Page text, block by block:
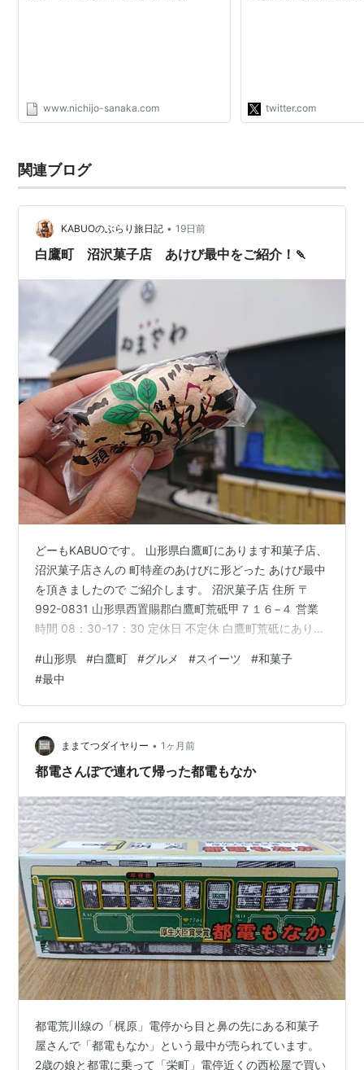
www.nichijo-sanaka.com twitter.com
関連ブログ
KABUOのぶらり旅日記 • 19日前
白鷹町 沼沢菓子店 あけび最中をご紹介！🍡
どーもKABUOです。 山形県白鷹町にあります和菓子店、
沼沢菓子店さんの 町特産のあけびに形どった あけび最中
を頂きましたので ご紹介します。 沼沢菓子店 住所 〒
992-0831 山形県西置賜郡白鷹町荒砥甲７１６−４ 営業
時間 08：30-17：30 定休日 不定休 白鷹町荒砥にありま
決行！ こちらのお菓子屋さんは 白鷹町の特産品である
あけびに形取られた あけび最中がイチオシとの事でした
ので、 食べに訪問しちゃいました。 こちらが店内の様
子。 饅頭やゆべしといった 定番かつ素朴な和菓子が揃い
ます。 こちらが今回お目当てのあけび最中！。 …
#山形県 #白鷹町 #グルメ #スイーツ #和菓子
#最中
ままてつダイヤりー • 1ヶ月前
都電さんぽで連れて帰った都電もなか
都電荒川線の「梶原」電停から目と鼻の先にある和菓子
屋さんで「都電もなか」という最中が売られています。
2歳の娘と都電に乗って「栄町」電停近くの西松屋で買い